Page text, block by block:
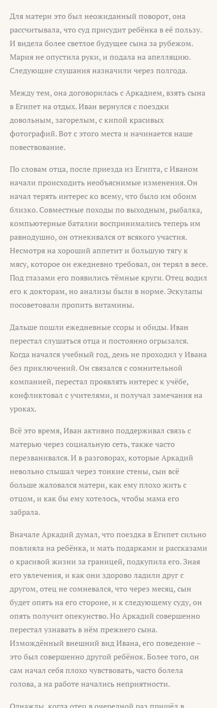
Для матери это был неожиданный поворот, она
рассчитывала, что суд присудит ребёнка в её пользу.
И видела более светлое будущее сына за рубежом.
Мария не опустила руки, и подала на апелляцию.
Следующие слушания назначили через полгода.
Между тем, она договорилась с Аркадием, взять сына
в Египет на отдых. Иван вернулся с поездки
довольным, загорелым, с кипой красивых
фотографий. Вот с этого места и начинается наше
повествование.
По словам отца, после приезда из Египта, с Иваном
начали происходить необъяснимые изменения. Он
начал терять интерес ко всему, что было им обоим
близко. Совместные походы по выходным, рыбалка,
компьютерные баталии воспринимались теперь им
равнодушно, он отнекивался от всякого участия.
Несмотря на хороший аппетит и большую тягу к
мясу, которое он ежедневно требовал, он терял в весе.
Под глазами его появились тёмные круги. Отец водил
его к докторам, но анализы были в норме. Эскулапы
посоветовали пропить витамины.
Дальше пошли ежедневные ссоры и обиды. Иван
перестал слушаться отца и постоянно огрызался.
Когда начался учебный год, день не проходил у Ивана
без приключений. Он связался с сомнительной
компанией, перестал проявлять интерес к учёбе,
конфликтовал с учителями, и получал замечания на
уроках.
Всё это время, Иван активно поддерживал связь с
матерью через социальную сеть, также часто
перезванивался. И в разговорах, которые Аркадий
невольно слышал через тонкие стены, сын всё
больше жаловался матери, как ему плохо жить с
отцом, и как бы ему хотелось, чтобы мама его
забрала.
Вначале Аркадий думал, что поездка в Египет сильно
повлияла на ребёнка, и мать подарками и рассказами
о красивой жизни за границей, подкупила его. Зная
его увлечения, и как они здорово ладили друг с
другом, отец не сомневался, что через месяц, сын
будет опять на его стороне, и к следующему суду, он
опять получит опекунство. Но Аркадий совершенно
перестал узнавать в нём прежнего сына.
Измождённый внешний вид Ивана, его поведение –
это был совершенно другой ребёнок. Более того, он
сам начал себя плохо чувствовать, часто болела
голова, а на работе начались неприятности.
Однажды, когда отец в очередной раз пришёл в